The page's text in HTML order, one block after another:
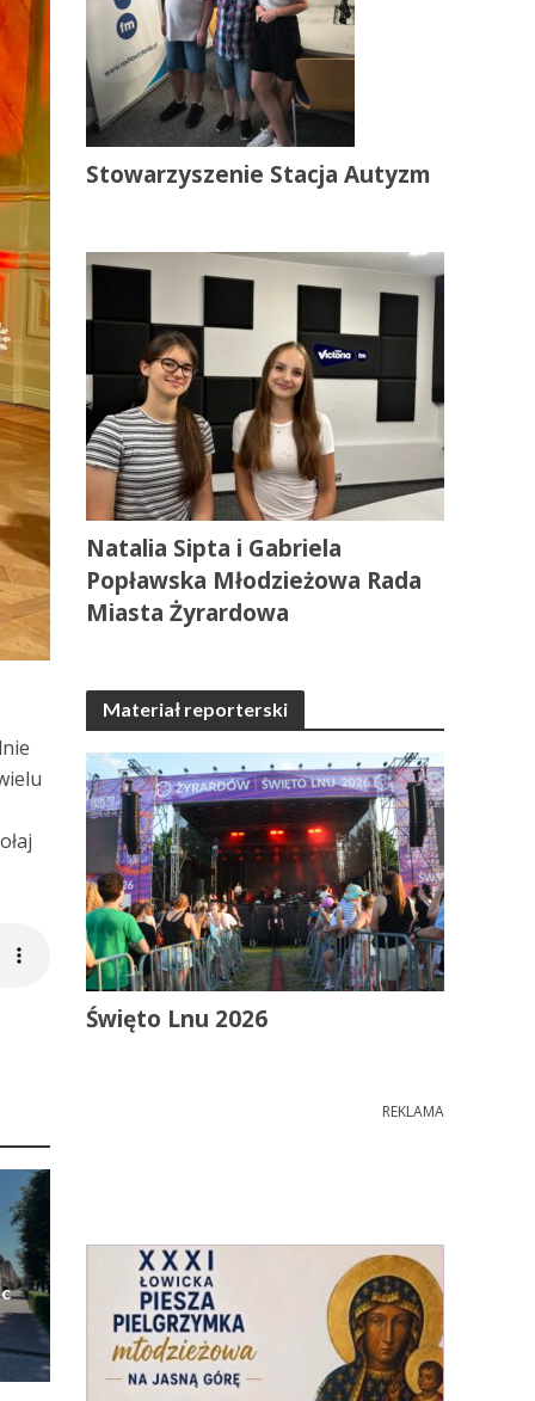
Stowarzyszenie Stacja Autyzm
Natalia Sipta i Gabriela
Popławska Młodzieżowa Rada
Miasta Żyrardowa
Materiał reporterski
Święto Lnu 2026
REKLAMA